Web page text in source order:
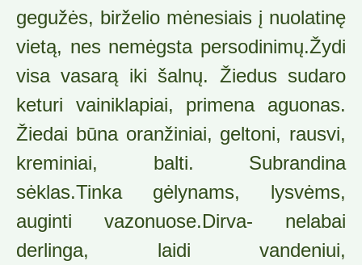
gegužės, birželio mėnesiais į nuolatinę
vietą, nes nemėgsta persodinimų.Žydi
visa vasarą iki šalnų. Žiedus sudaro
keturi vainiklapiai, primena aguonas.
Žiedai būna oranžiniai, geltoni, rausvi,
kreminiai, balti. Subrandina
sėklas.Tinka gėlynams, lysvėms,
auginti vazonuose.Dirva- nelabai
derlinga, laidi vandeniui,